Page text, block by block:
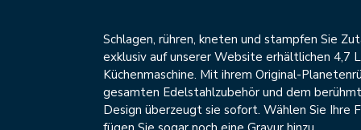
Schlagen, rühren, kneten und stampfen Sie
exklusiv auf unserer Website erhältlichen 4,7 L
Küchenmaschine. Mit ihrem Original-
gesamten Edelstahlzubehör und dem
Design überzeugt sie sofort. Wählen Sie Ihre